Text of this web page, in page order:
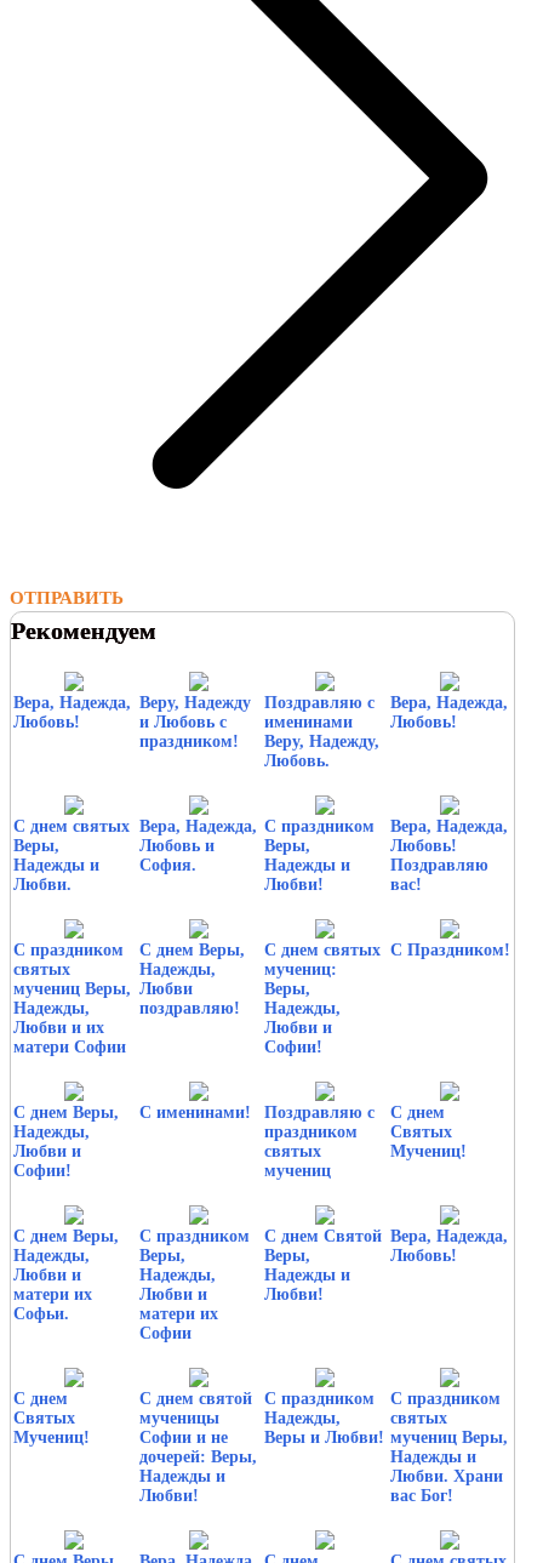
ОТПРАВИТЬ
Рекомендуем
Вера, Надежда,
Любовь!
Веру, Надежду
и Любовь с
праздником!
Поздравляю с
именинами
Веру, Надежду,
Любовь.
Вера, Надежда,
Любовь!
С днем святых
Веры,
Надежды и
Любви.
Вера, Надежда,
Любовь и
София.
С праздником
Веры,
Надежды и
Любви!
Вера, Надежда,
Любовь!
Поздравляю
вас!
С праздником
святых
мучениц Веры,
Надежды,
Любви и их
матери Софии
С днем Веры,
Надежды,
Любви
поздравляю!
С днем святых
мучениц:
Веры,
Надежды,
Любви и
Софии!
С Праздником!
С днем Веры,
Надежды,
Любви и
Софии!
С именинами!
Поздравляю с
праздником
святых
мучениц
С днем
Святых
Мучениц!
С днем Веры,
Надежды,
Любви и
матери их
Софьи.
С праздником
Веры,
Надежды,
Любви и
матери их
Софии
С днем Святой
Веры,
Надежды и
Любви!
Вера, Надежда,
Любовь!
С днем
Святых
Мучениц!
С днем святой
мученицы
Софии и не
дочерей: Веры,
Надежды и
Любви!
С праздником
Надежды,
Веры и Любви!
С праздником
святых
мучениц Веры,
Надежды и
Любви. Храни
вас Бог!